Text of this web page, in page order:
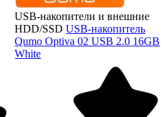
USB-накопители и внешние
HDD/SSD USB-накопитель
Qumo Optiva 02 USB 2.0 16GB
White